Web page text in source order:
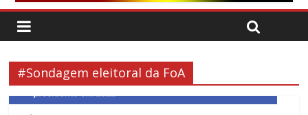
#Sondagem eleitoral da FoA